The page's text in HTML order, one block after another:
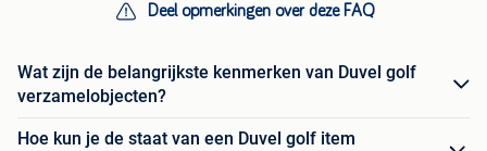
Deel opmerkingen over deze FAQ
Wat zijn de belangrijkste kenmerken van Duvel golf
verzamelobjecten?
Hoe kun je de staat van een Duvel golf item